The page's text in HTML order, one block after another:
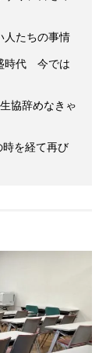
人たちの事情
時代 今では
協辞めなきゃ
時を経て再び